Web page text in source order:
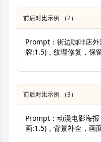
前后对比示例 （2）
Prompt：街边咖啡店
牌:1.5)，纹理修复，保
前后对比示例 （3）
Prompt：动漫电影海
画:1.5)，背景补全，画